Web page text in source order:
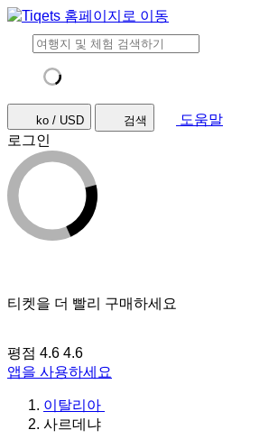
ko / USD 검색
도움말
로그인
티켓을 더 빨리 구매하세요
평점 4.6 4.6
앱을 사용하세요
이탈리아
사르데냐